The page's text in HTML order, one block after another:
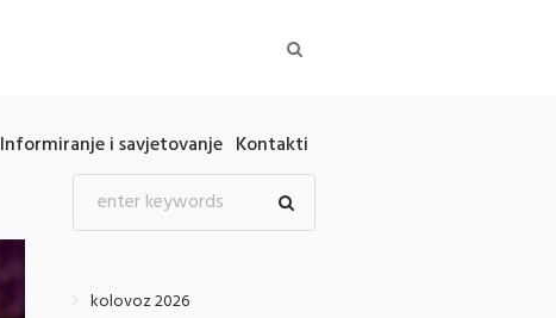
Informiranje i savjetovanje Kontakti
kolovoz 2026